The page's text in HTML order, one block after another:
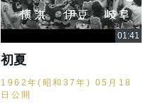
初夏
1962年(昭和37年) 05月18
日公開